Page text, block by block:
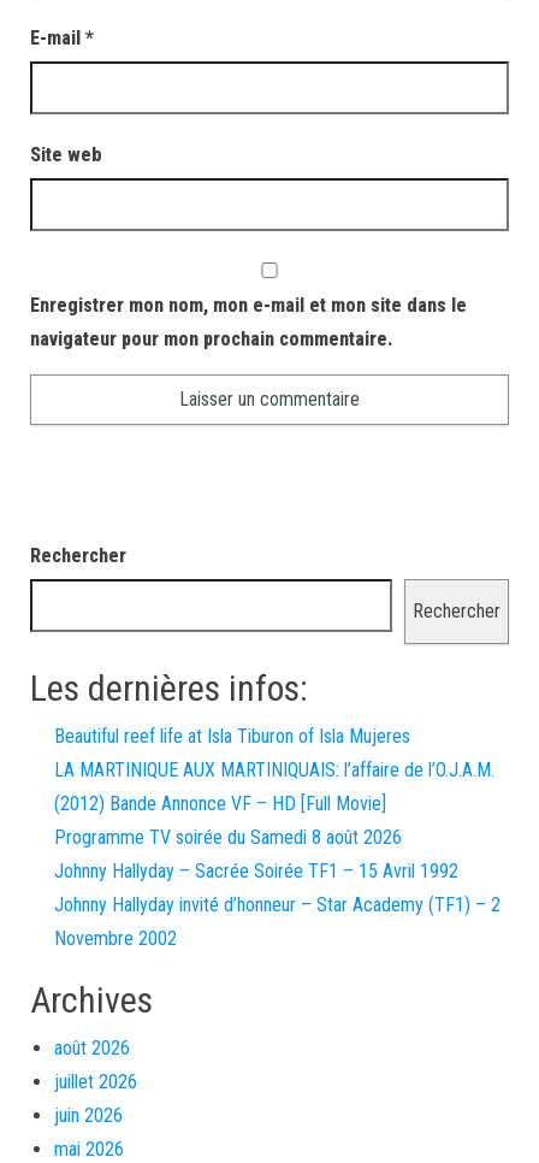
E-mail *
Site web
Enregistrer mon nom, mon e-mail et mon site dans le
navigateur pour mon prochain commentaire.
Rechercher
Rechercher
Les dernières infos:
Beautiful reef life at Isla Tiburon of Isla Mujeres
LA MARTINIQUE AUX MARTINIQUAIS: l’affaire de l’O.J.A.M.
(2012) Bande Annonce VF – HD [Full Movie]
Programme TV soirée du Samedi 8 août 2026
Johnny Hallyday – Sacrée Soirée TF1 – 15 Avril 1992
Johnny Hallyday invité d’honneur – Star Academy (TF1) – 2
Novembre 2002
Archives
août 2026
juillet 2026
juin 2026
mai 2026